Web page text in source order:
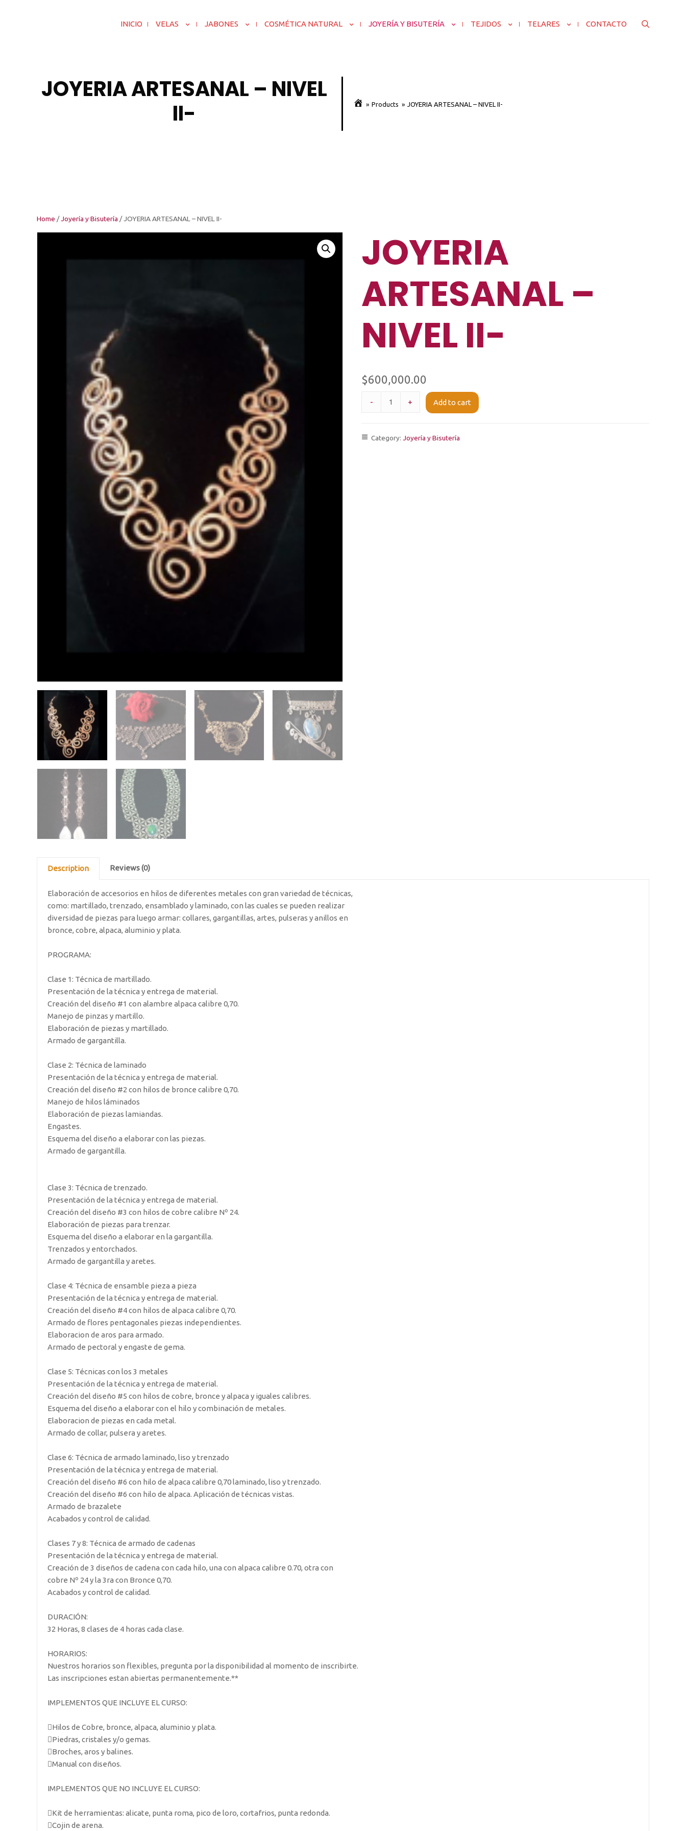
INICIO VELAS JABONES COSMÉTICA NATURAL JOYERÍA Y BISUTERÍA TEJIDOS TELARES CONTACTO
JOYERIA ARTESANAL – NIVEL
II-
» Products » JOYERIA ARTESANAL – NIVEL II-
Home /Joyería y Bisutería / JOYERIA ARTESANAL – NIVEL II-
JOYERIA
ARTESANAL –
NIVEL II-
$600,000.00
- + Add to cart
Category: Joyería y Bisutería
Description Reviews (0)
Elaboración de accesorios en hilos de diferentes metales con gran variedad de técnicas,
como: martillado, trenzado, ensamblado y laminado, con las cuales se pueden realizar
diversidad de piezas para luego armar: collares, gargantillas, artes, pulseras y anillos en
bronce, cobre, alpaca, aluminio y plata.
PROGRAMA:
Clase 1: Técnica de martillado.
Presentación de la técnica y entrega de material.
Creación del diseño #1 con alambre alpaca calibre 0,70.
Manejo de pinzas y martillo.
Elaboración de piezas y martillado.
Armado de gargantilla.
Clase 2: Técnica de laminado
Presentación de la técnica y entrega de material.
Creación del diseño #2 con hilos de bronce calibre 0,70.
Manejo de hilos láminados
Elaboración de piezas lamiandas.
Engastes.
Esquema del diseño a elaborar con las piezas.
Armado de gargantilla.
Clase 3: Técnica de trenzado.
Presentación de la técnica y entrega de material.
Creación del diseño #3 con hilos de cobre calibre Nº 24.
Elaboración de piezas para trenzar.
Esquema del diseño a elaborar en la gargantilla.
Trenzados y entorchados.
Armado de gargantilla y aretes.
Clase 4: Técnica de ensamble pieza a pieza
Presentación de la técnica y entrega de material.
Creación del diseño #4 con hilos de alpaca calibre 0,70.
Armado de flores pentagonales piezas independientes.
Elaboracion de aros para armado.
Armado de pectoral y engaste de gema.
Clase 5: Técnicas con los 3 metales
Presentación de la técnica y entrega de material.
Creación del diseño #5 con hilos de cobre, bronce y alpaca y iguales calibres.
Esquema del diseño a elaborar con el hilo y combinación de metales.
Elaboracion de piezas en cada metal.
Armado de collar, pulsera y aretes.
Clase 6: Técnica de armado laminado, liso y trenzado
Presentación de la técnica y entrega de material.
Creación del diseño #6 con hilo de alpaca calibre 0,70 laminado, liso y trenzado.
Creación del diseño #6 con hilo de alpaca. Aplicación de técnicas vistas.
Armado de brazalete
Acabados y control de calidad.
Clases 7 y 8: Técnica de armado de cadenas
Presentación de la técnica y entrega de material.
Creación de 3 diseños de cadena con cada hilo, una con alpaca calibre 0.70, otra con
cobre Nº 24 y la 3ra con Bronce 0,70.
Acabados y control de calidad.
DURACIÓN:
32 Horas, 8 clases de 4 horas cada clase.
HORARIOS:
Nuestros horarios son flexibles, pregunta por la disponibilidad al momento de inscribirte.
Las inscripciones estan abiertas permanentemente.**​
IMPLEMENTOS QUE INCLUYE EL CURSO:
Hilos de Cobre, bronce, alpaca, aluminio y plata.
Piedras, cristales y/o gemas.
Broches, aros y balines.
Manual con diseños.
IMPLEMENTOS QUE NO INCLUYE EL CURSO:
Kit de herramientas: alicate, punta roma, pico de loro, cortafrios, punta redonda.
Cojin de arena.